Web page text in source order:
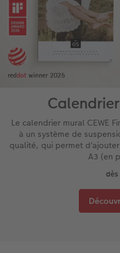
Le calendrier mural CEWE
à un système de
qualité, qui permet
A3 (en
dès